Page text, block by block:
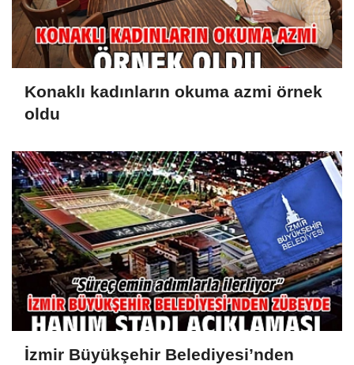
Konaklı kadınların okuma azmi örnek
oldu
İzmir Büyükşehir Belediyesi’nden